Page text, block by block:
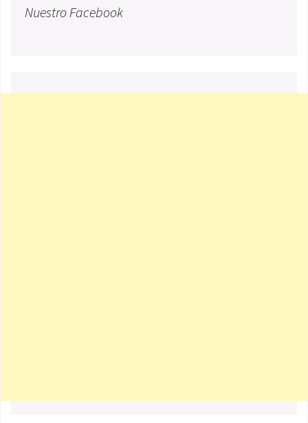
Nuestro Facebook